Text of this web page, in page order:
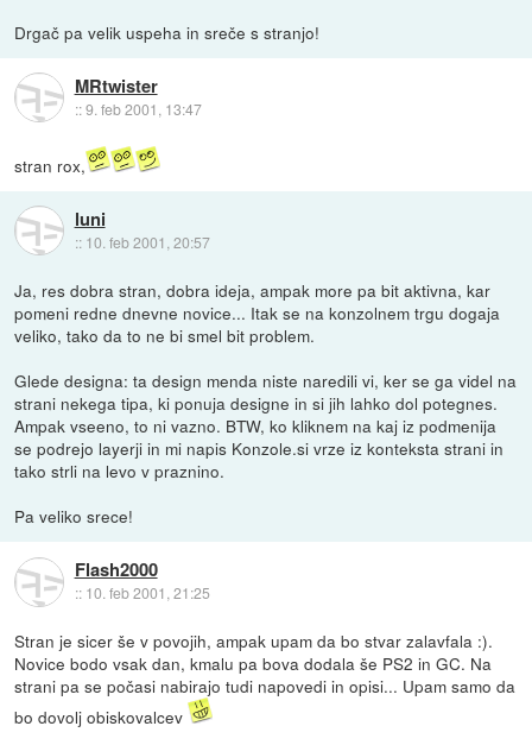
Drgač pa velik uspeha in sreče s stranjo!
MRtwister
::9. feb 2001, 13:47
stran rox,
luni
:: 10. feb 2001, 20:57
Ja, res dobra stran, dobra ideja, ampak more pa bit aktivna, kar
pomeni redne dnevne novice... Itak se na konzolnem trgu dogaja
veliko, tako da to ne bi smel bit problem.
Glede designa: ta design menda niste naredili vi, ker se ga videl na
strani nekega tipa, ki ponuja designe in si jih lahko dol potegnes.
Ampak vseeno, to ni vazno. BTW, ko kliknem na kaj iz podmenija
se podrejo layerji in mi napis Konzole.si vrze iz konteksta strani in
tako strli na levo v praznino.
Pa veliko srece!
Flash2000
:: 10. feb 2001, 21:25
Stran je sicer še v povojih, ampak upam da bo stvar zalavfala :).
Novice bodo vsak dan, kmalu pa bova dodala še PS2 in GC. Na
strani pa se počasi nabirajo tudi napovedi in opisi... Upam samo da
bo dovolj obiskovalcev